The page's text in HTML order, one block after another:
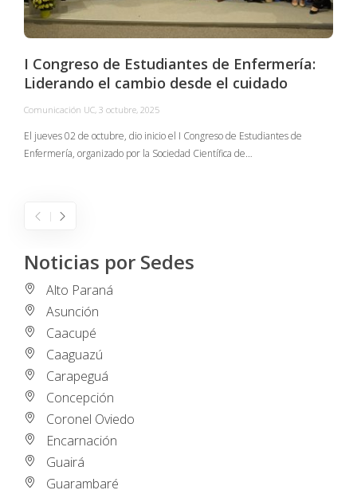
I Congreso de Estudiantes de Enfermería:
Liderando el cambio desde el cuidado
Comunicación UC, 3 octubre, 2025
El jueves 02 de octubre, dio inicio el I Congreso de Estudiantes de
Enfermería, organizado por la Sociedad Científica de…
Noticias por Sedes
Alto Paraná
Asunción
Caacupé
Caaguazú
Carapeguá
Concepción
Coronel Oviedo
Encarnación
Guairá
Guarambaré